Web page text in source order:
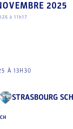
2025
à 11h17
À 13H30
STRASBOURG